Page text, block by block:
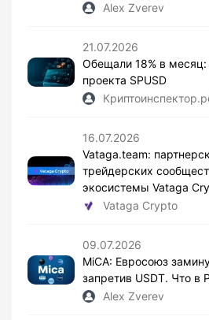
Alex Zverev
21.07.2026
Обещали 18% в месяц:
проекта SPUSD
16.07.2026
Vataga.team:
трейдерских
экосистемы Vataga
Vataga Crypto
09.07.2026
MiCA: Евросоюз
запретив USDT. Что в
Alex Zverev